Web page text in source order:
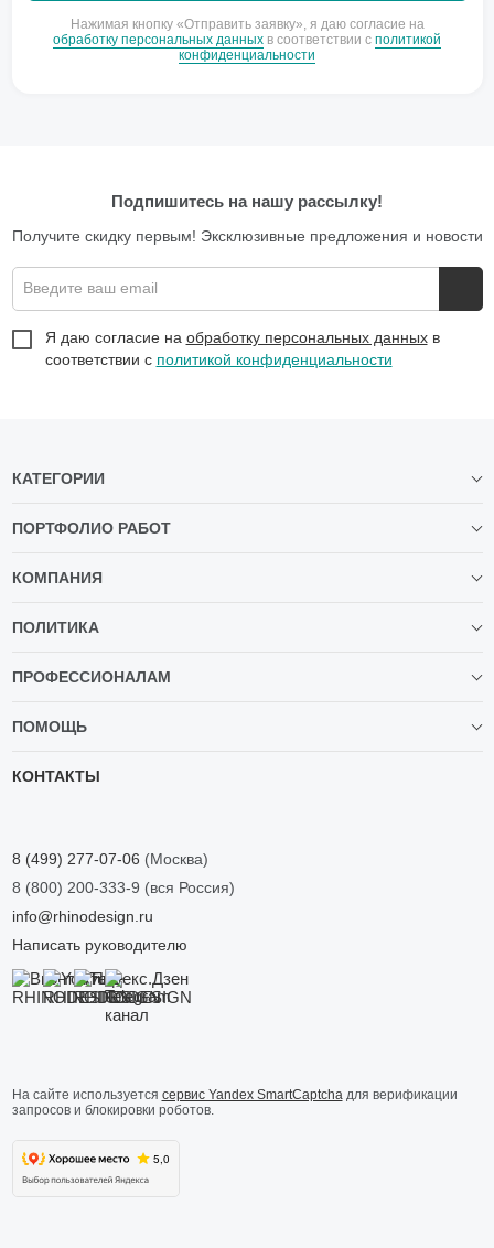
Нажимая кнопку «Отправить заявку», я даю согласие на
обработку персональных данных в соответствии с политикой
конфиденциальности
Подпишитесь на нашу рассылку!
Получите скидку первым! Эксклюзивные предложения и новости
Введите ваш email
Я даю согласие на обработку персональных данныхв
соответствии с политикой конфиденциальности
КАТЕГОРИИ
ПОРТФОЛИО РАБОТ
КОМПАНИЯ
ПОЛИТИКА
ПРОФЕССИОНАЛАМ
ПОМОЩЬ
КОНТАКТЫ
8 (499) 277-07-06 (Москва)
8 (800) 200-333-9 (вся Россия)
info@rhinodesign.ru
Написать руководителю
На сайте используется сервис Yandex SmartCaptchaдля верификации
запросов и блокировки роботов.